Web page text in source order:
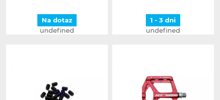
Na dotaz
undefined
1 - 3 dni
undefined